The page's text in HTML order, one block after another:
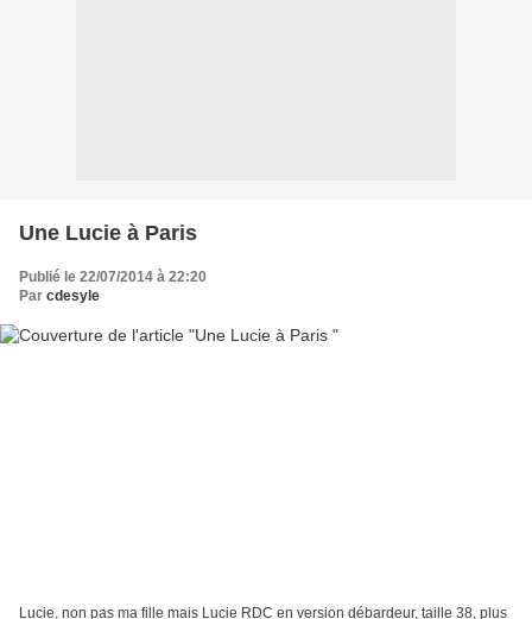
Une Lucie à Paris
Publié le 22/07/2014 à 22:20
Par cdesyle
Lucie, non pas ma fille mais Lucie RDC en version débardeur, taille 38, plus